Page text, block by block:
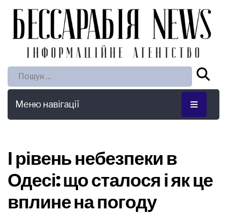
Пошук:
Меню навігації
І рівень небезпеки в
Одесі: що сталося і як це
вплине на погоду